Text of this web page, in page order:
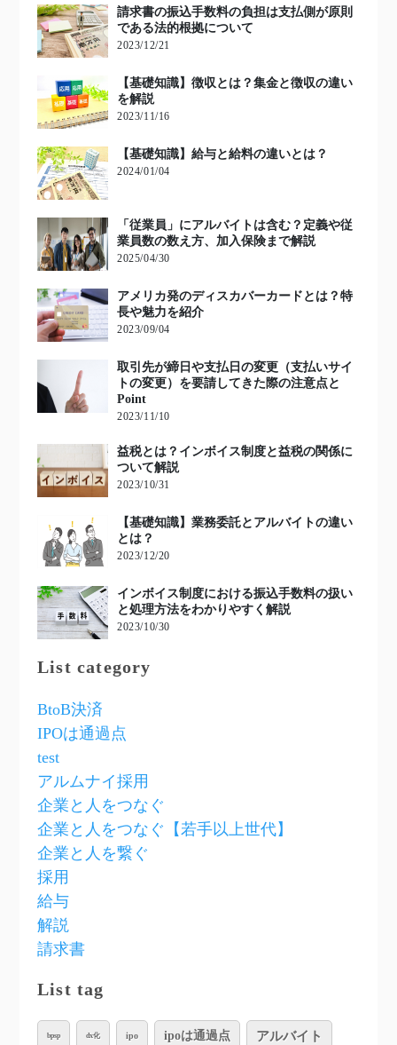
請求書の振込手数料の負担は支払側が原則
である法的根拠について
2023/12/21
【基礎知識】徴収とは？集金と徴収の違い
を解説
2023/11/16
【基礎知識】給与と給料の違いとは？
2024/01/04
「従業員」にアルバイトは含む？定義や従
業員数の数え方、加入保険まで解説
2025/04/30
アメリカ発のディスカバーカードとは？特
長や魅力を紹介
2023/09/04
取引先が締日や支払日の変更（支払いサイ
トの変更）を要請してきた際の注意点と
Point
2023/11/10
益税とは？インボイス制度と益税の関係に
ついて解説
2023/10/31
【基礎知識】業務委託とアルバイトの違い
とは？
2023/12/20
インボイス制度における振込手数料の扱い
と処理方法をわかりやすく解説
2023/10/30
List category
BtoB決済
IPOは通過点
test
アルムナイ採用
企業と人をつなぐ
企業と人をつなぐ【若手以上世代】
企業と人を繋ぐ
採用
給与
解説
請求書
List tag
bpsp dx化 ipo ipoは通過点 アルバイト